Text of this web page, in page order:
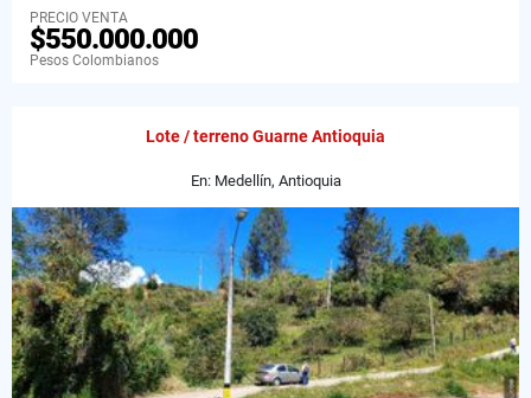
PRECIO VENTA
$550.000.000
Pesos Colombianos
Lote / terreno Guarne Antioquia
En: Medellín, Antioquia